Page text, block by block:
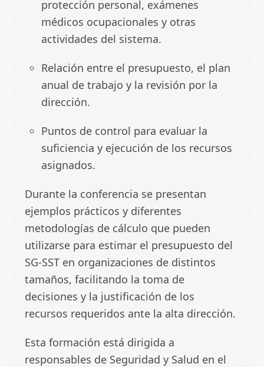
protección personal, exámenes
médicos ocupacionales y otras
actividades del sistema.
Relación entre el presupuesto, el plan
anual de trabajo y la revisión por la
dirección.
Puntos de control para evaluar la
suficiencia y ejecución de los recursos
asignados.
Durante la conferencia se presentan
ejemplos prácticos y diferentes
metodologías de cálculo que pueden
utilizarse para estimar el presupuesto del
SG-SST en organizaciones de distintos
tamaños, facilitando la toma de
decisiones y la justificación de los
recursos requeridos ante la alta dirección.
Esta formación está dirigida a
responsables de Seguridad y Salud en el